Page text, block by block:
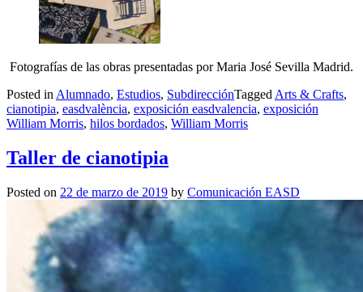
Fotografías de las obras presentadas por Maria José Sevilla Madrid.
Posted in Alumnado, Estudios, SubdirecciónTagged Arts & Crafts,
cianotipia, easdvalència, exposición easdvalencia, exposición
William Morris, hilos bordados, William Morris
Taller de cianotipia
Posted on 22 de marzo de 2019 by Comunicación EASD